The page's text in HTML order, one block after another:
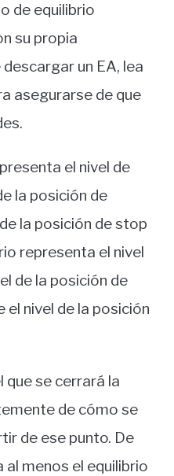
de equilibrio
su propia
un EA, lea
asegurarse de que
el nivel de
la posición de
la posición de stop
representa el nivel
de la posición de
el nivel de la posición
que se cerrará la
de cómo se
de ese punto. De
menos el equilibrio